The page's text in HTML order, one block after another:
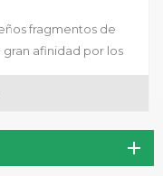
fragmentos de
afinidad por los
cobre es una enzima
y elastina y